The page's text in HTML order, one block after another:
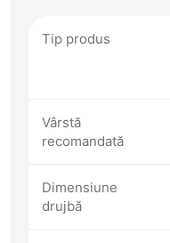
Tip produs
Vârstă
recomandată
Dimensiune
drujbă